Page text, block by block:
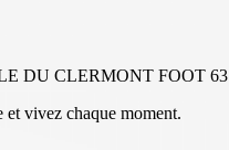
DU CLERMONT FOOT 63
vivez chaque moment.